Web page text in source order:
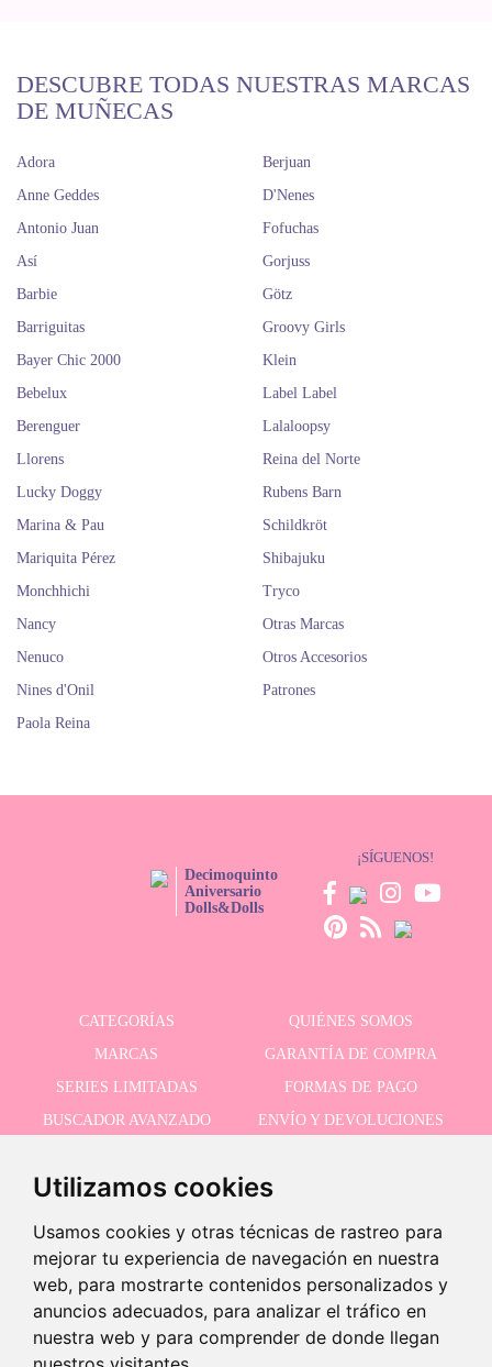
Utilizamos cookies
Usamos cookies y otras técnicas de rastreo para
mejorar tu experiencia de navegación en nuestra
web, para mostrarte contenidos personalizados y
anuncios adecuados, para analizar el tráfico en
nuestra web y para comprender de donde llegan
DESCUBRE TODAS NUESTRAS MARCAS
DE MUÑECAS
Adora
Anne Geddes
Antonio Juan
Así
Barbie
Barriguitas
Bayer Chic 2000
Bebelux
Berenguer
Berjuan
D'Nenes
Fofuchas
Gorjuss
Götz
Groovy Girls
Klein
Label Label
Lalaloopsy
Llorens
Lucky Doggy
Marina & Pau
Mariquita Pérez
Monchhichi
Nancy
Nenuco
Nines d'Onil
Paola Reina
Reina del Norte
Rubens Barn
Schildkröt
Shibajuku
Tryco
Otras Marcas
Otros Accesorios
Patrones
Decimoquinto
Aniversario
Dolls&Dolls
¡SÍGUENOS!
CATEGORÍAS
QUIÉNES SOMOS
MARCAS
GARANTÍA DE COMPRA
SERIES LIMITADAS
FORMAS DE PAGO
BUSCADOR AVANZADO
ENVÍO Y DEVOLUCIONES
RECIBE NUESTRAS ÚLTIMAS NOVEDADES
Acepto la política de privacidad